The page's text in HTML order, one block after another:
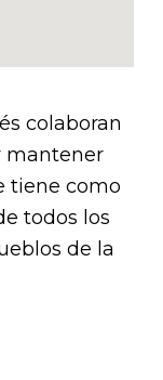
colaboran
mantener
tiene como
todos los
de la